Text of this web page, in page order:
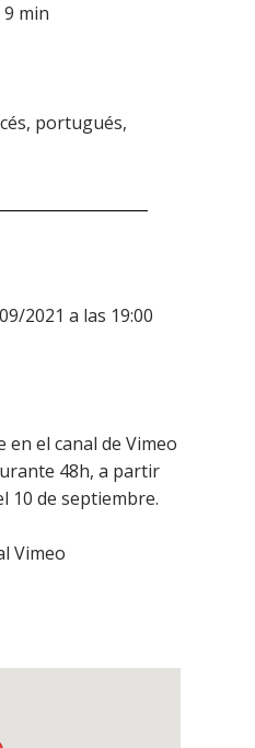
min
portugués,
2021 a las 19:00
en el canal de Vimeo
48h, a partir
10 de septiembre.
Vimeo